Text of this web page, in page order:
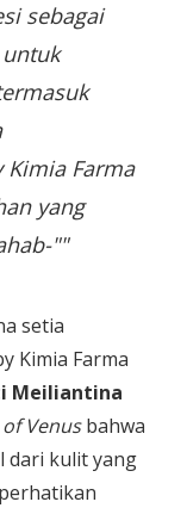
sebagai
Kimia Farma
yang
""
setia
Kimia Farma
Meiliantina
Venusbahwa
dari kulit yang